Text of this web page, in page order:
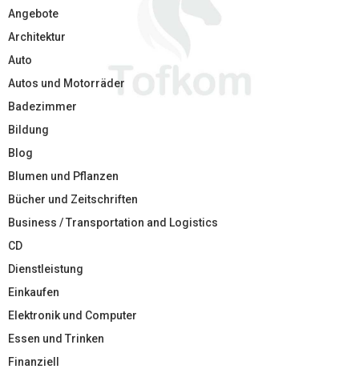
Angebote
Architektur
Auto
Autos und Motorräder
Badezimmer
Bildung
Blog
Blumen und Pflanzen
Bücher und Zeitschriften
Business / Transportation and Logistics
CD
Dienstleistung
Einkaufen
Elektronik und Computer
Essen und Trinken
Finanziell